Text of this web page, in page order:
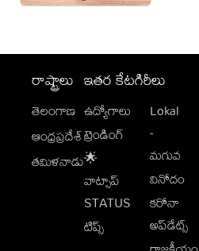
రాష్ట్రాలు
తెలంగాణ
ఆంధ్రప్రదేశ్
తమిళనాడు
ఇతర కేటగిరీలు
ఉద్యోగాలు
ట్రెండింగ్
🌟
వాట్సాప్
STATUS
టిప్స్
Lokal
-
మగువ
వినోదం
కరోనా
అప్‌డేట్స్